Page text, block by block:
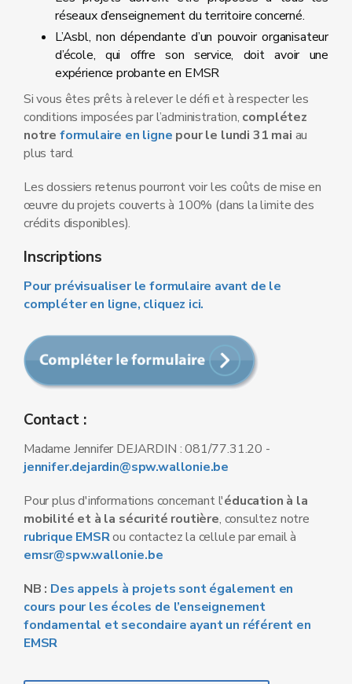
réseaux d’enseignement du territoire concerné.
L’Asbl, non dépendante d’un pouvoir organisateur
d’école, qui offre son service, doit avoir une
expérience probante en EMSR
Si vous êtes prêts à relever le défi et à respecter les
conditions imposées par l’administration, complétez
notre formulaire en ligne pour le lundi 31 mai au
plus tard.
Les dossiers retenus pourront voir les coûts de mise en
œuvre du projets couverts à 100% (dans la limite des
crédits disponibles).
Inscriptions
Pour prévisualiser le formulaire avant de le
compléter en ligne, cliquez ici.
Contact :
Madame Jennifer DEJARDIN : 081/77.31.20 -
jennifer.dejardin@spw.wallonie.be
Pour plus d'informations concernant l'éducation à la
mobilité et à la sécurité routière, consultez notre
rubrique EMSRou contactez la cellule par email à
emsr@spw.wallonie.be
NB : Des appels à projets sont également en
cours pour les écoles de l’enseignement
fondamental et secondaire ayant un référent en
EMSR